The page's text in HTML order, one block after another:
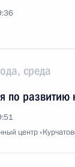
среда
по развитию
центр